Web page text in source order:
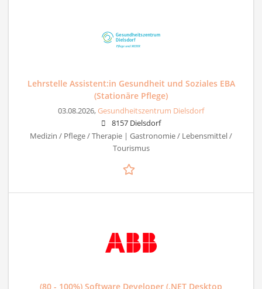
Lehrstelle Assistent:in Gesundheit und Soziales EBA
(Stationäre Pflege)
03.08.2026,Gesundheitszentrum Dielsdorf
8157 Dielsdorf
Medizin / Pflege / Therapie | Gastronomie / Lebensmittel /
Tourismus
(80 - 100%) Software Developer (.NET Desktop